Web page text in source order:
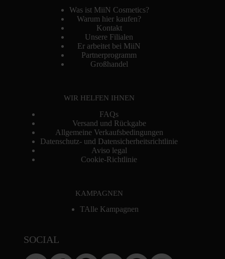
Was ist MiiN Cosmetics?
Warum hier kaufen?
Kontakt
Unsere Filialen
Er arbeitet bei MiiN
Partnerprogramm
Großhandel
WIR HELFEN IHNEN
FAQs
Versand und Rückgabe
Allgemeine Verkaufsbedingungen
Datenschutz- und Datensicherheitsrichtlinie
Aviso legal
Cookie-Richtlinie
KAMPAGNEN
TAlle Kampagnen
SOCIAL